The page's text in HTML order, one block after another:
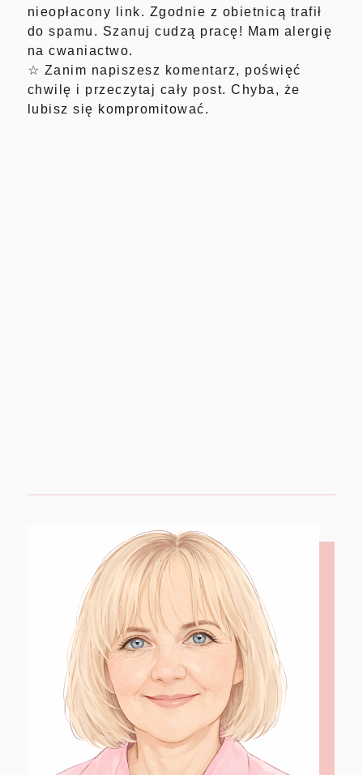
nieopłacony link. Zgodnie z obietnicą trafił
do spamu. Szanuj cudzą pracę! Mam alergię
na cwaniactwo.
☆ Zanim napiszesz komentarz, poświęć
chwilę i przeczytaj cały post. Chyba, że
lubisz się kompromitować.